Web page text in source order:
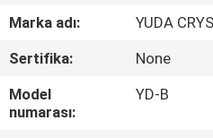
HAKKIMIZDA
FABRIKA
TURU
Marka adı:
YUDA
Sertifika:
None
Model
numarası:
YD-B